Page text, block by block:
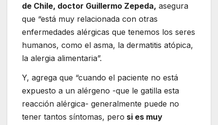
de Chile, doctor Guillermo Zepeda, asegura
que “está muy relacionada con otras
enfermedades alérgicas que tenemos los seres
humanos, como el asma, la dermatitis atópica,
la alergia alimentaria”.
Y, agrega que “cuando el paciente no está
expuesto a un alérgeno -que le gatilla esta
reacción alérgica- generalmente puede no
tener tantos síntomas, pero si es muy